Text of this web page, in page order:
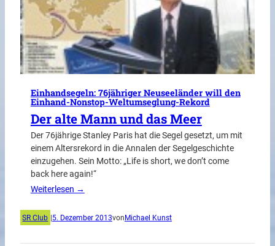
Einhandsegeln: 76jähriger Neuseeländer will den
Einhand-Nonstop-Weltumseglung-Rekord
Der alte Mann und das Meer
Der 76jährige Stanley Paris hat die Segel gesetzt, um mit
einem Altersrekord in die Annalen der Segelgeschichte
einzugehen. Sein Motto: „Life is short, we don’t come
back here again!“
Weiterlesen →
SR Club |5. Dezember 2013vonMichael Kunst